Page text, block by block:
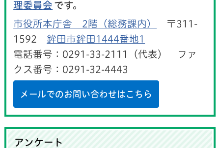
理委員会 です。
市役所本庁舎 2階（総務課内）
〒311-
1592 鉾田市鉾田1444番地1
電話番号：0291-33-2111（代表） ファ
クス番号：0291-32-4443
メールでのお問い合わせはこちら
アンケート